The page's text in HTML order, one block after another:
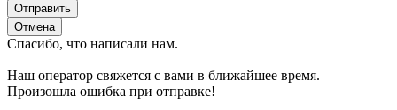
Отправить
Отмена
Спасибо, что написали нам.
Наш оператор свяжется с вами в ближайшее время.
Произошла ошибка при отправке!